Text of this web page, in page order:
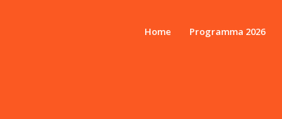
Home Programma 2026